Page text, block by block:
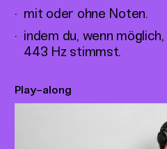
mit oder ohne Noten.
indem du, wenn
443 Hz stimmst.
Play-along